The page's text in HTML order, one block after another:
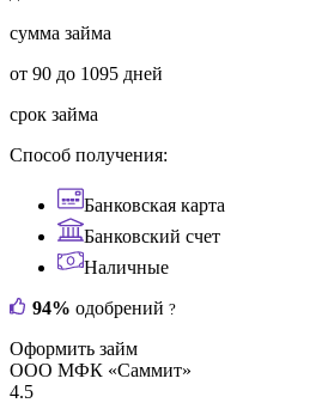
сумма займа
от 90 до 1095 дней
срок займа
Способ получения:
Банковская карта
Банковский счет
Наличные
94% одобрений ?
Оформить займ
ООО МФК «Саммит»
4.5